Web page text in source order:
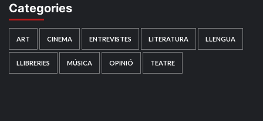
Categories
ART CINEMA ENTREVISTES LITERATURA LLENGUA
LLIBRERIES MÚSICA OPINIÓ TEATRE